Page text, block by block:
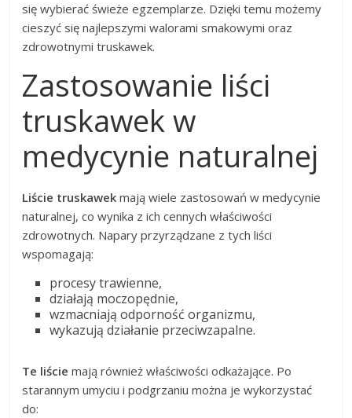
się wybierać świeże egzemplarze. Dzięki temu możemy
cieszyć się najlepszymi walorami smakowymi oraz
zdrowotnymi truskawek.
Zastosowanie liści
truskawek w
medycynie naturalnej
Liście truskawek mają wiele zastosowań w medycynie
naturalnej, co wynika z ich cennych właściwości
zdrowotnych. Napary przyrządzane z tych liści
wspomagają:
procesy trawienne,
działają moczopędnie,
wzmacniają odporność organizmu,
wykazują działanie przeciwzapalne.
Te liście mają również właściwości odkażające. Po
starannym umyciu i podgrzaniu można je wykorzystać
do: